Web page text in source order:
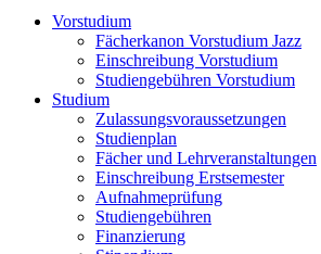
Vorstudium
Fächerkanon Vorstudium Jazz
Einschreibung Vorstudium
Studiengebühren Vorstudium
Studium
Zulassungsvoraussetzungen
Studienplan
Fächer und Lehrveranstaltungen
Einschreibung Erstsemester
Aufnahmeprüfung
Studiengebühren
Finanzierung